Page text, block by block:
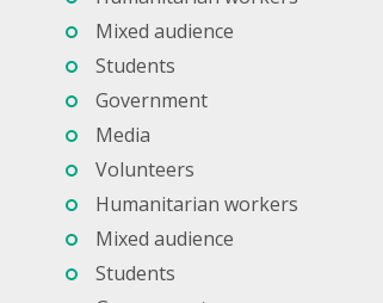
Mixed audience
Students
Government
Media
Volunteers
Humanitarian workers
Mixed audience
Students